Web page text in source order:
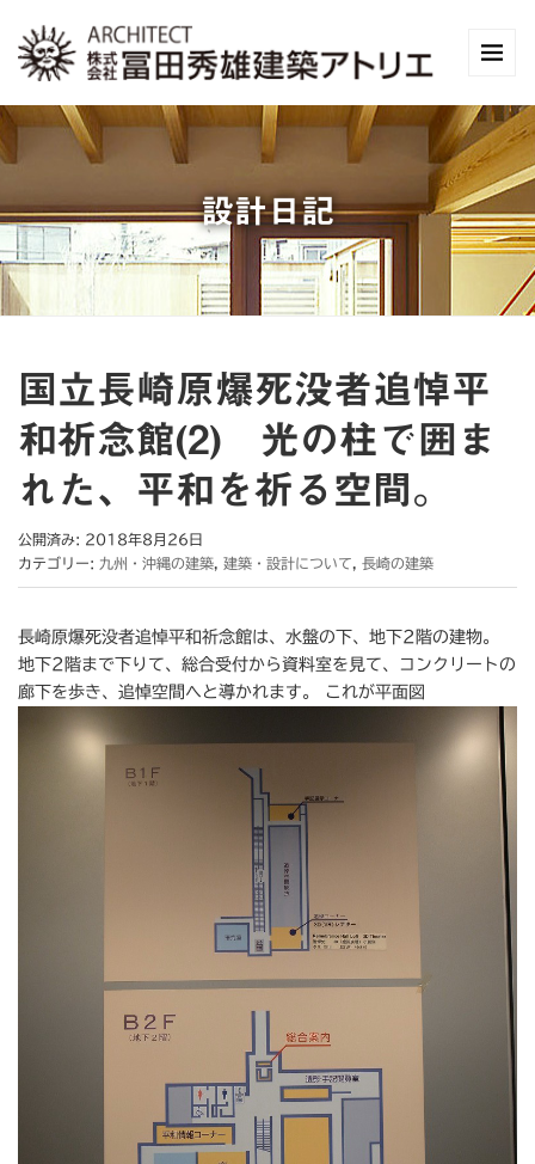
設計日記
国立長崎原爆死没者追悼平
和祈念館(2) 光の柱で囲ま
れた、平和を祈る空間。
公開済み: 2018年8月26日
カテゴリー: 九州・沖縄の建築 建築・設計について 長崎の建築
長崎原爆死没者追悼平和祈念館は、水盤の下、地下2階の建物。
地下2階まで下りて、総合受付から資料室を見て、コンクリートの
廊下を歩き、追悼空間へと導かれます。 これが平面図